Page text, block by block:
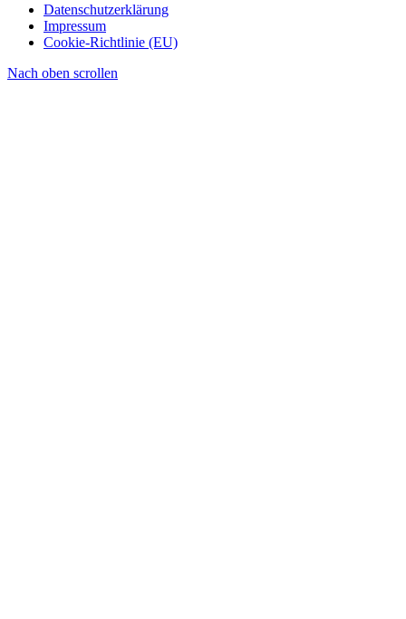
Datenschutzerklärung
Impressum
Cookie-Richtlinie (EU)
Nach oben scrollen